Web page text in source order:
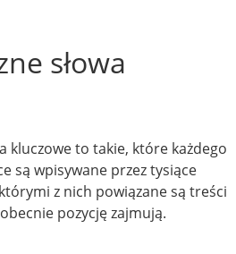
słowa
kluczowe to takie, które każdego
są wpisywane przez tysiące
z nich powiązane są treści
pozycję zajmują.